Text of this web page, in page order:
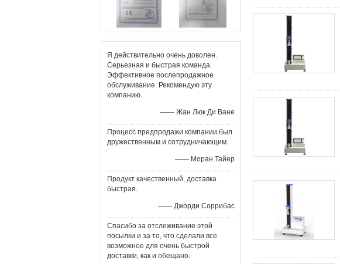
Я действительно очень доволен.
Серьезная и быстрая команда.
Эффективное послепродажное
обслуживание. Рекомендую эту
компанию.
—— Жан Люк Ди Ване
Процесс предпродажи компании был
дружественным и сотрудничающим.
—— Моран Тайер
Продукт качественный, доставка
быстрая.
—— Джорди Соррибас
Спасибо за отслеживание этой
посылки и за то, что сделали все
возможное для очень быстрой
доставки, как и обещано.